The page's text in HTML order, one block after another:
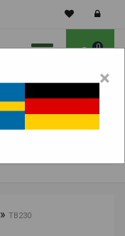
0
» TB230
×